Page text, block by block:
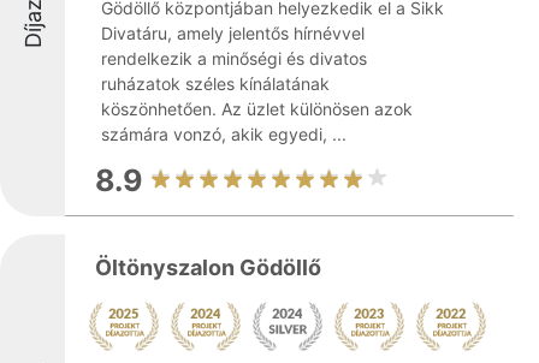
Gödöllő központjában helyezkedik el a Sikk
Divatáru, amely jelentős hírnévvel
rendelkezik a minőségi és divatos
ruházatok széles kínálatának
köszönhetően. Az üzlet különösen azok
számára vonzó, akik egyedi, ...
8.9
Öltönyszalon Gödöllő